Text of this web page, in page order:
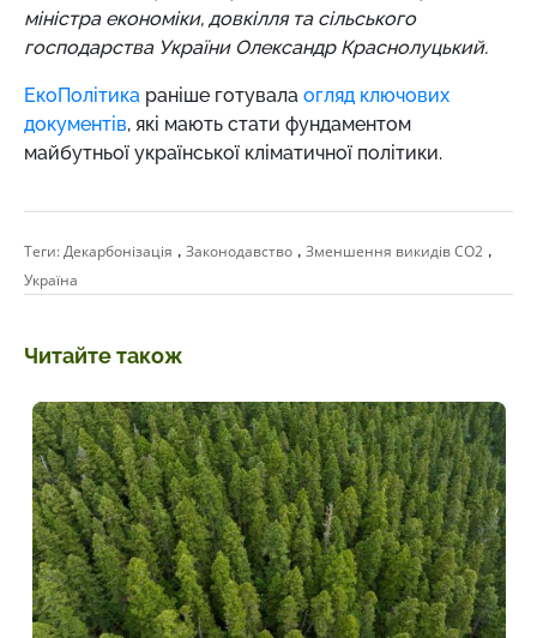
міністра економіки, довкілля та сільського
господарства України Олександр Краснолуцький.
ЕкоПолітика раніше готувала огляд ключових
документів, які мають стати фундаментом
майбутньої української кліматичної політики.
Теги:Декарбонізація , Законодавство , Зменшення викидів СО2 ,
Україна
Читайте також